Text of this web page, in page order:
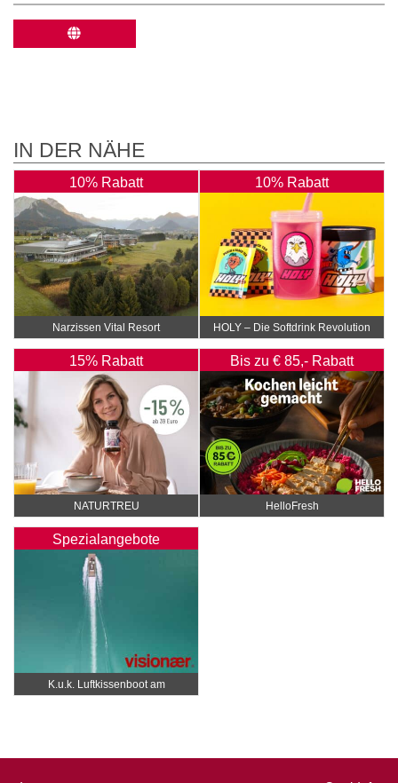
IN DER NÄHE
10% Rabatt
Narzissen Vital Resort
10% Rabatt
HOLY – Die Softdrink Revolution
15% Rabatt
NATURTREU
Bis zu € 85,- Rabatt
HelloFresh
Spezialangebote
K.u.k. Luftkissenboot am
Wörthersee